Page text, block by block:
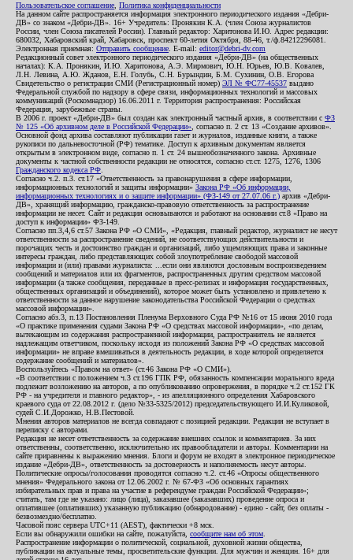
Пользовательское соглашение Политика конфиденциальности
На данном сайте распространяется информация электронного периодического издания «Дебри-
ДВ» со знаком «Дебри-ДВ». 16+ Учредитель: Пронякин К.А. (член Союза журналистов
России, член Союза писателей России). Главный редактор: Харитонова И.Ю. Адрес редакции:
680032, Хабаровский край, Хабаровск, проспект 60-летия Октября, 88-46, т./ф.84212296081.
Электронная приемная: Отправить сообщение . E-mail: editor@debri-dv.com
Редакционный совет электронного периодического издания «Дебри-ДВ» (на общественных
началах): К.А. Пронякин, И.Ю. Харитонова, А.Э. Мирмович, Ю.Н. Юрьев, Ю.В. Ковалев,
Л.Н. Левина, А.Ю. Жданов, Е.Н. Голубь, С.Н. Бурындин, Б.М. Сухинин, О.В. Егорова
Свидетельство о регистрации СМИ (Регистрационный номер) ЭЛ № ФС77-45537 выдано
Федеральной службой по надзору в сфере связи, информационных технологий и массовых
коммуникаций (Роскомнадзор) 16.06.2011 г. Территория распространения: Российская
Федерация, зарубежные страны.
В 2006 г. проект «Дебри-ДВ» был создан как электронный частный архив, в соответствии с ФЗ
№ 125 «Об архивном деле в Российской Федерации» , согласно п. 2 ст. 13 «Создание архивов».
Основной фонд архива составляют публикации газет и журналов, изданные книги, а также
рукописи по дальневосточной (РФ) тематике. Доступ к архивным документам является
открытым в электронном виде, согласно п. 1 ст. 24 вышеобозначенного закона. Архивные
документы к частной собственности редакции не относятся, согласно ст.ст. 1275, 1276, 1306
Гражданского кодекса РФ
Согласно ч.2. п.3. ст.17 «Ответственность за правонарушения в сфере информации,
информационных технологий и защиты информации» Закона РФ «Об информации,
информационных технологиях и о защите информации» (ФЗ-149 от 27.07.06 г.) архив «Дебри-
ДВ», хранящий информацию, гражданско-правовую ответственность за распространение
информации не несет. Сайт и редакция основываются и работают на основании ст.8 «Право на
доступ к информации» ФЗ-149.
Согласно пп.3,4,6 ст.57 Закона РФ «О СМИ», «Редакция, главный редактор, журналист не несут
ответственности за распространение сведений, не соответствующих действительности и
порочащих честь и достоинство граждан и организаций, либо ущемляющих права и законные
интересы граждан, либо представляющих собой злоупотребление свободой массовой
информации и (или) правами журналиста: ...если они являются дословным воспроизведением
сообщений и материалов или их фрагментов, распространенных другим средством массовой
информации (а также сообщения, переданные в пресс-релизах и информация государственных,
общественных организаций и объединений), которое может быть установлено и привлечено к
ответственности за данное нарушение законодательства Российской Федерации о средствах
массовой информации».
Согласно абз.3, п.13 Постановления Пленума Верховного Суда РФ №16 от 15 июня 2010 года
«О практике применения судами Закона РФ «О средствах массовой информации», «по делам,
вытекающим из содержания распространенной информации, распространитель не является
надлежащим ответчиком, поскольку исходя из положений Закона РФ «О средствах массовой
информации» не вправе вмешиваться в деятельность редакции, в ходе которой определяется
содержание сообщений и материалов».
Воспользуйтесь «Правом на ответ» (ст.46 Закона РФ «О СМИ»).
«В соответствии с положением ч.3 ст.196 ГПК РФ, обязанность компенсации морального вреда
подлежит возложению на авторов, а по опубликованию опровержения, в порядке ч.2 ст.152 ГК
РФ - на учредителя и главного редактор», - из апелляционного определения Хабаровского
краевого суда от 22.08.2012 г. (дело №33-5325/2012) председательствующего И.И.Куликовой,
судей С.И.Дорожко, Н.В.Пестовой.
Мнения авторов материалов не всегда совпадают с позицией редакции. Редакция не вступает в
переписку с авторами.
Редакция не несет ответственность за содержание внешних ссылок и комментариев. За них
ответственны, соответственно, исключительно их правообладатели и авторы. Комментарии на
сайте приравнены к выражению мнения. Блоги и форум не входят в электронное периодическое
издание «Дебри-ДВ», ответственность за достоверность и наполняемость несут авторы.
Политические опросы/голосования проводятся согласно ч.2. ст.46 «Опросы общественного
мнения» Федерального закона от 12.06.2002 г. № 67-ФЗ «Об основных гарантиях
избирательных прав и права на участие в референдуме граждан Российской Федерации»;
считать, там где не указано: лицо (лица), заказавшее (заказавших) проведение опроса и
оплатившее (оплативших) указанную публикацию (обнародование) - едино - сайт, без оплаты -
безвозмездно/бесплатно.
Часовой пояс сервера UTC+11 (AEST), фактически +8 мск.
Если вы обнаружили ошибки на сайте, пожалуйста, сообщите нам об этом
Распространение информации о политической, социальной, духовной жизни общества,
публикации на актуальные темы, просветительские функции. Для мужчин и женщин. 16+ для